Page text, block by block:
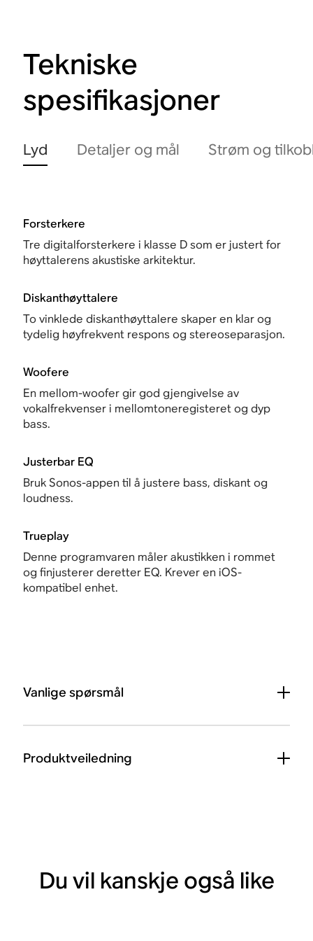
Tekniske
spesifikasjoner
Lyd Detaljer og mål Strøm og
Forsterkere
Tre digitalforsterkere i klasse D som er justert for
høyttalerens akustiske arkitektur.
Diskanthøyttalere
To vinklede diskanthøyttalere skaper en klar og
tydelig høyfrekvent respons og stereoseparasjon.
Woofere
En mellom-woofer gir god gjengivelse av
vokalfrekvenser i mellomtoneregisteret og dyp
bass.
Justerbar EQ
Bruk Sonos-appen til å justere bass, diskant og
loudness.
Trueplay
Denne programvaren måler akustikken i rommet
og finjusterer deretter EQ. Krever en iOS-
kompatibel enhet.
Vanlige spørsmål
Produktveiledning
Du vil kanskje også like